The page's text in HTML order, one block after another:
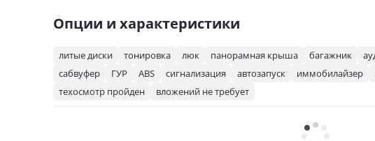
Опции и характеристики
литые диски тонировка люк панорамная крыша багажник
сабвуфер
ГУР ABS сигнализация автозапуск иммобилайзер
техосмотр пройден
вложений не требует